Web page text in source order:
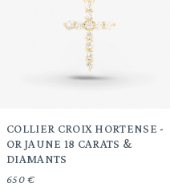
COLLIER CROIX HORTENSE -
OR JAUNE 18 CARATS &
DIAMANTS
650 €